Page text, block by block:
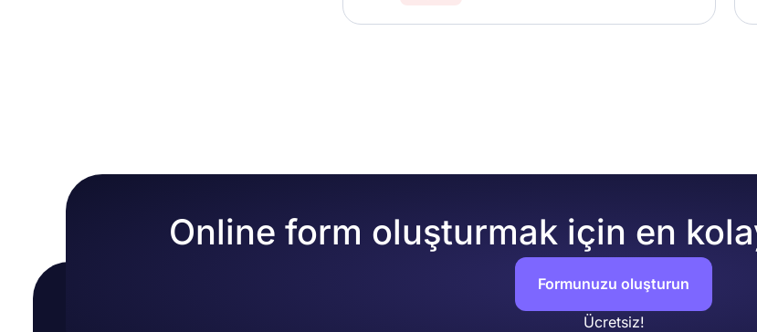
Online form oluşturmak için en
Formunuzu oluşturun
Ücretsiz!